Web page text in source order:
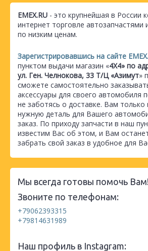
EMEX.RU - это крупнейшая в России
интернет торговле автозапчастями
по низким ценам.
Зарегистрировавшись на сайте
пунктом выдачи магазин «4Х4» по
ул. Ген. Челнокова, 33 Т/Ц «Азимут»
сможете самостоятельно
аксессуары для своего автомобиля
не заботясь о доставке. Вам
нужную деталь для Вашего
заказ. По приходу запчасти в наш
известим Вас об этом, и Вам
забрать свой заказ в удобное для
Мы всегда готовы помочь
Звоните по телефонам:
+79062393315
+79814631989
Наш профиль в Instagram: